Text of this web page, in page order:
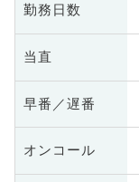
勤務日数
当直
早番／遅番
オンコール